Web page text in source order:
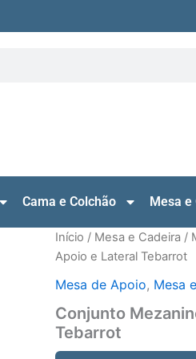
Cama e Colchão Mesa
Início / Mesa e Cadeira /
Apoio e Lateral Tebarrot
Mesa de Apoio, Mesa
Conjunto
Tebarrot